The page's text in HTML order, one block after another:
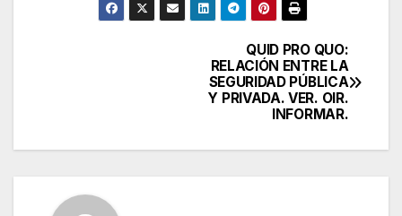
QUID PRO QUO:
RELACIÓN ENTRE LA
SEGURIDAD PÚBLICA
Y PRIVADA. VER. OIR.
INFORMAR.